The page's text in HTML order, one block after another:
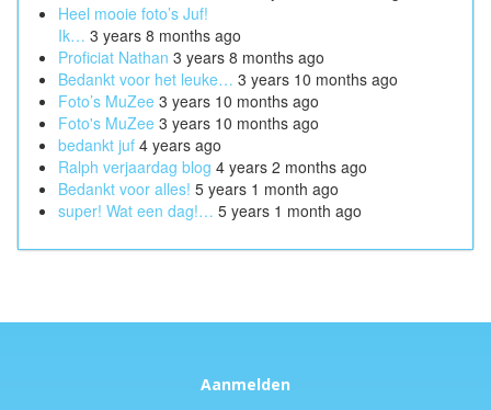
Heel mooie foto’s Juf!
Ik… 3 years 8 months ago
Proficiat Nathan 3 years 8 months ago
Bedankt voor het leuke… 3 years 10 months ago
Foto’s MuZee 3 years 10 months ago
Foto's MuZee 3 years 10 months ago
bedankt juf 4 years ago
Ralph verjaardag blog 4 years 2 months ago
Bedankt voor alles! 5 years 1 month ago
super! Wat een dag!… 5 years 1 month ago
Aanmelden